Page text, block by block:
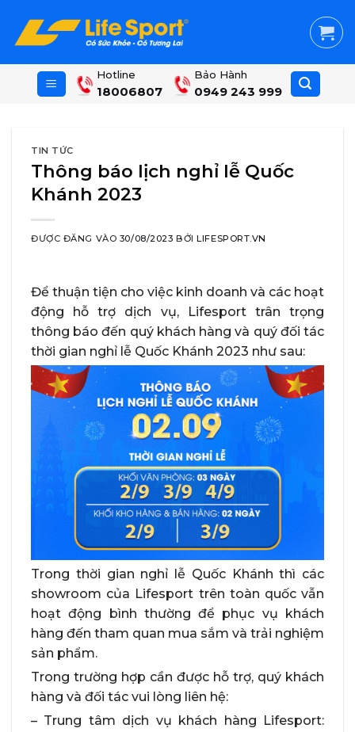
content
Hotline
18006807
Bảo Hành
0949 243 999
TIN TỨC
Thông báo lịch nghỉ lễ Quốc
Khánh 2023
ĐƯỢC ĐĂNG VÀO 30/08/2023 BỞILIFESPORT.VN
Để thuận tiện cho việc kinh doanh và các hoạt
động hỗ trợ dịch vụ, Lifesport trân trọng
thông báo đến quý khách hàng và quý đối tác
thời gian nghỉ lễ Quốc Khánh 2023 như sau:
Trong thời gian nghỉ lễ Quốc Khánh thì các
showroom của Lifesport trên toàn quốc vẫn
hoạt động bình thường để phục vụ khách
hàng đến tham quan mua sắm và trải nghiệm
sản phẩm.
Trong trường hợp cần được hỗ trợ, quý khách
hàng và đối tác vui lòng liên hệ:
– Trung tâm dịch vụ khách hàng Lifesport: